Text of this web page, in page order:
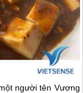
người tên Vương